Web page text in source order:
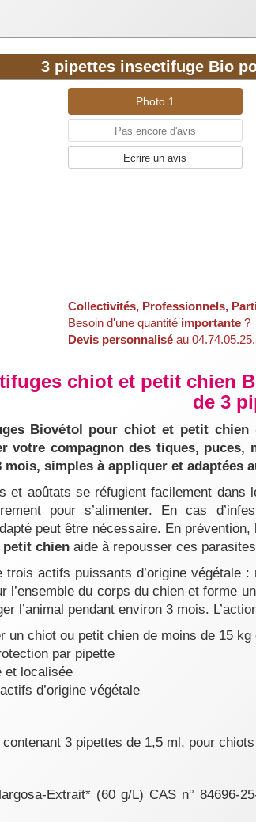
3 pipettes insectifuge Bio
Photo 1
Pas encore d'avis
Ecrire un avis
Collectivités, Professionnels,
Besoin d'une quantité importante?
Devis personnaliséau
chiot et petit chien
de 3
Biovétol pour chiot et petit
votre compagnon des tiques,
mois, simples à appliquer et adaptées
et aoûtats se réfugient facilement dans
pour s’alimenter. En cas
peut être nécessaire. En prévention,
chien aide à repousser ces
trois actifs puissants d’origine végétale :
l’ensemble du corps du chien et forme
l’animal pendant environ 3 mois.
un chiot ou petit chien de moins de 15
par pipette
et localisée
d’origine végétale
3 pipettes de 1,5 ml, pour
Extrait* (60 g/L) CAS n° 84696-